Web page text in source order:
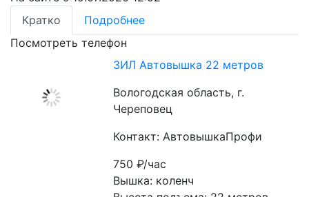
Кратко
Подробнее
Посмотреть телефон
ЗИЛ Автовышка 22 метров
Вологодская область, г.
Череповец
Контакт: АвтовышкаПрофи
750₽/час
Вышка: коленч